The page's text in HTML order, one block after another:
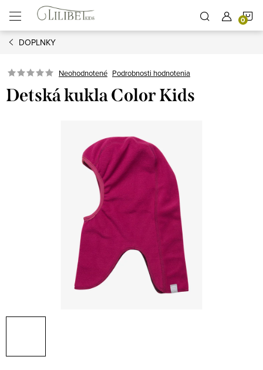
obsah
DOPLNKY
Neohodnotené Podrobnosti hodnotenia
Detská kukla Color Kids